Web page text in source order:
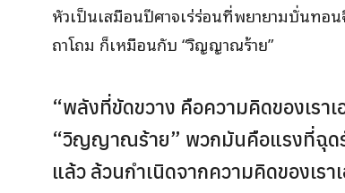
หัวเป็นเสมือนปีศาจเร่ร่อนที่พยายามบั่นทอ
ถาโถม ก็เหมือนกับ “วิญญาณร้าย”
“พลังที่ขัดขวาง คือความคิดของเรา
“วิญญาณร้าย” พวกมันคือแรงที่ฉุดรั้
แล้ว ล้วนกำเนิดจากความคิดของเรา